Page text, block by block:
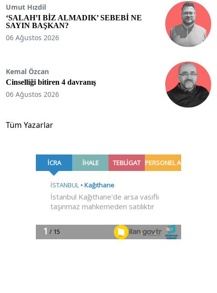
Umut Hızdil
‘SALAH’I BİZ ALMADIK’ SEBEBİ NE
SAYIN BAŞKAN?
06 Ağustos 2026
Kemal Özcan
Cinselliği bitiren 4 davranış
06 Ağustos 2026
Tüm Yazarlar